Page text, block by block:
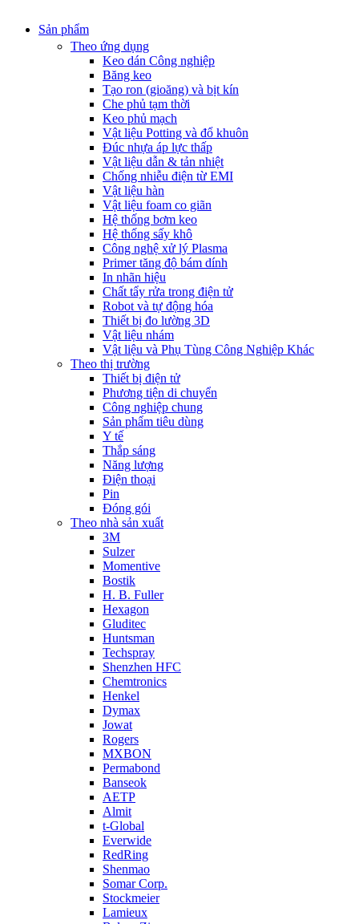
Sản phẩm
Theo ứng dụng
Keo dán Công nghiệp
Băng keo
Tạo ron (gioăng) và bịt kín
Che phủ tạm thời
Keo phủ mạch
Vật liệu Potting và đổ khuôn
Đúc nhựa áp lực thấp
Vật liệu dẫn & tản nhiệt
Chống nhiễu điện từ EMI
Vật liệu hàn
Vật liệu foam co giãn
Hệ thống bơm keo
Hệ thống sấy khô
Công nghệ xử lý Plasma
Primer tăng độ bám dính
In nhãn hiệu
Chất tẩy rửa trong điện tử
Robot và tự động hóa
Thiết bị đo lường 3D
Vật liệu nhám
Vật liệu và Phụ Tùng Công Nghiệp Khác
Theo thị trường
Thiết bị điện tử
Phương tiện di chuyển
Công nghiệp chung
Sản phẩm tiêu dùng
Y tế
Thắp sáng
Năng lượng
Điện thoại
Pin
Đóng gói
Theo nhà sản xuất
3M
Sulzer
Momentive
Bostik
H. B. Fuller
Hexagon
Gluditec
Huntsman
Techspray
Shenzhen HFC
Chemtronics
Henkel
Dymax
Jowat
Rogers
MXBON
Permabond
Banseok
AETP
Almit
t-Global
Everwide
RedRing
Shenmao
Somar Corp.
Stockmeier
Lamieux